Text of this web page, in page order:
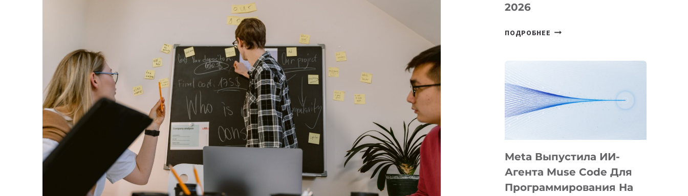
2026
ПОДРОБНЕЕ HIGGSFIELD
BÖRÜ
НА
Meta Выпустила ИИ-
Агента Muse Code Для
Программирования На